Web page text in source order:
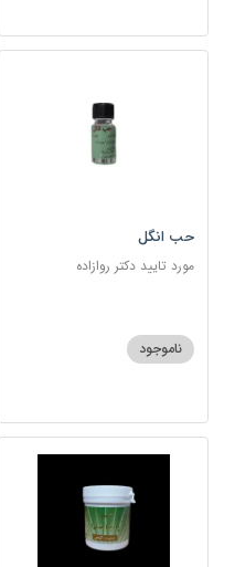
حب انگل
مورد تایید دکتر روازاده
ناموجود